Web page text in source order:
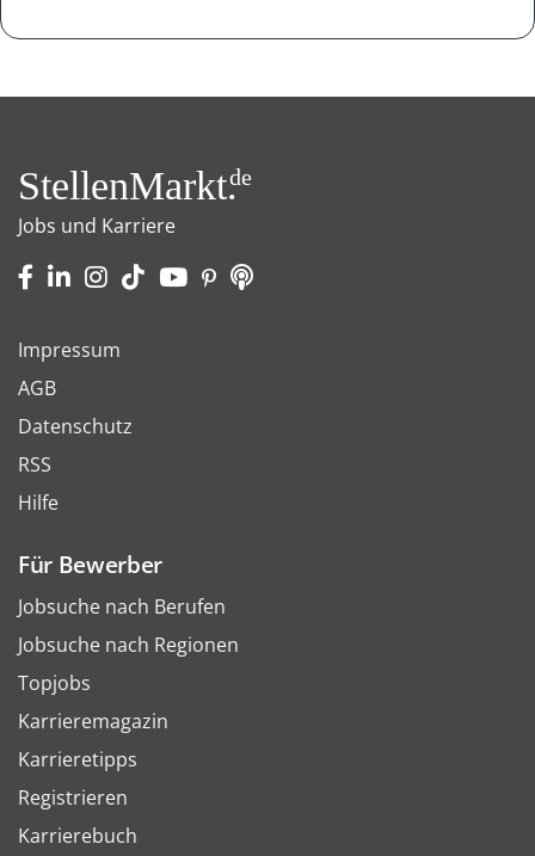
StellenMarkt.de
Jobs und Karriere
Impressum
AGB
Datenschutz
RSS
Hilfe
Für Bewerber
Jobsuche nach Berufen
Jobsuche nach Regionen
Topjobs
Karrieremagazin
Karrieretipps
Registrieren
Karrierebuch